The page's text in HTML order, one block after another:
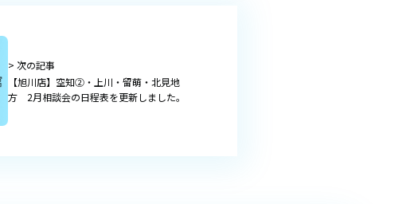
> 次の記事
【旭川店】空知②・上川・留萌・北見地
方 2月相談会の日程表を更新しました。